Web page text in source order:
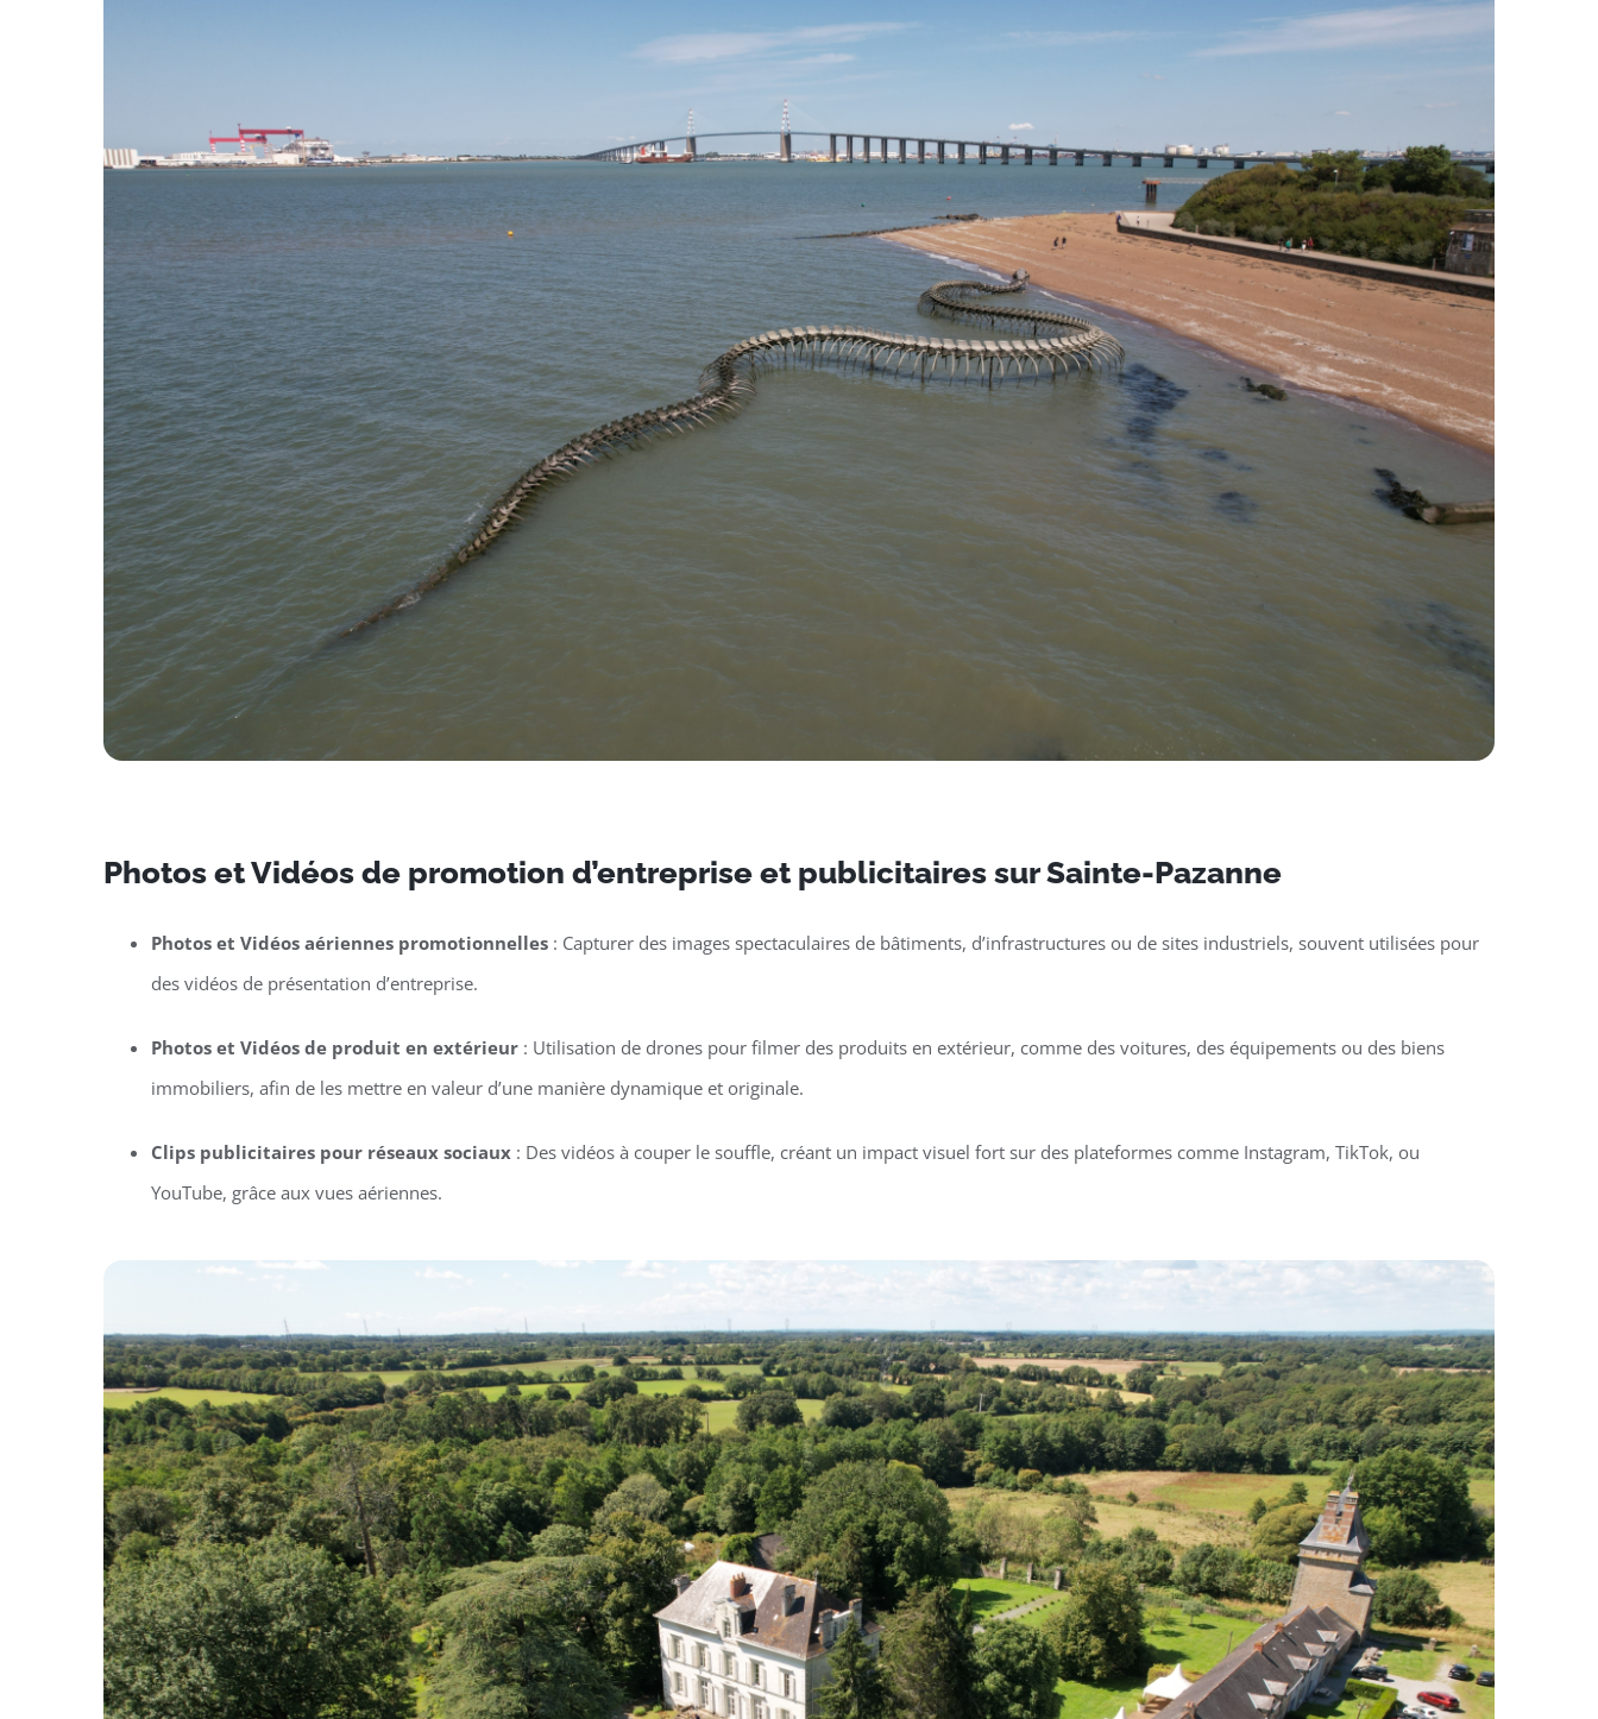
Photos et Vidéos de promotion d’entreprise et publicitaires sur Sainte-Pazanne
Photos et Vidéos aériennes promotionnelles: Capturer des images spectaculaires de bâtiments, d’infrastructures ou de sites industriels, souvent utilisées pour
des vidéos de présentation d’entreprise.
Photos et Vidéos de produit en extérieur: Utilisation de drones pour filmer des produits en extérieur, comme des voitures, des équipements ou des biens
immobiliers, afin de les mettre en valeur d’une manière dynamique et originale.
Clips publicitaires pour réseaux sociaux: Des vidéos à couper le souffle, créant un impact visuel fort sur des plateformes comme Instagram, TikTok, ou
YouTube, grâce aux vues aériennes.